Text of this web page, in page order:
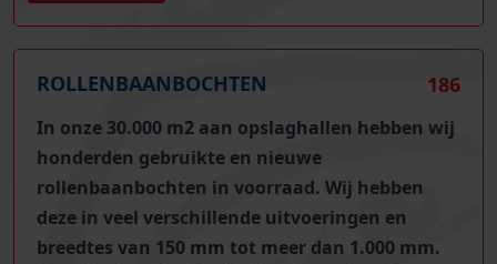
186
ROLLENBAANBOCHTEN
In onze 30.000 m2 aan opslaghallen hebben wij
honderden gebruikte en nieuwe
rollenbaanbochten in voorraad. Wij hebben
deze in veel verschillende uitvoeringen en
breedtes van 150 mm tot meer dan 1.000 mm.